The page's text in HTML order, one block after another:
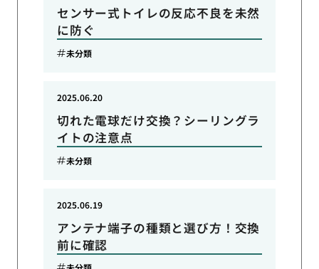
センサー式トイレの反応不良を未然
に防ぐ
未分類
切れた電球だけ交換？シーリングラ
イトの注意点
2025.06.20
未分類
アンテナ端子の種類と選び方！交換
前に確認
2025.06.19